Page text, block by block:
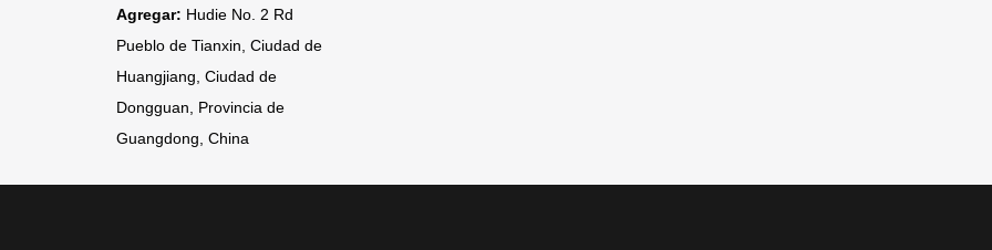
Agregar: Hudie No. 2 Rd
Pueblo de Tianxin, Ciudad de
Huangjiang, Ciudad de
Dongguan, Provincia de
Guangdong, China